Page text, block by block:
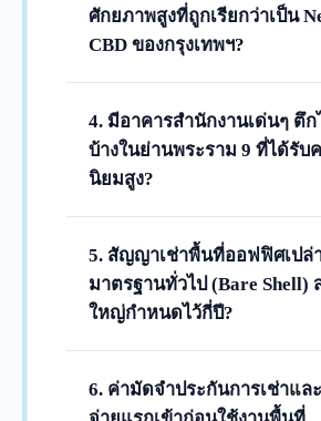
สำหรับอาคารมาตรฐานทั่วไป
ราคาเริ่มต้นจะอยู่ที่ประมาณ 450
จะอยู่ที่ประมาณ 750 - 1,000+ บา
ครับ
ศักยภาพสูงที่ถูกเรียกว่าเป็น
CBD ของกรุงเทพฯ?
เนื่องจากพระราม 9 เป็นศูนย์กลา
ใหม่ที่มีการขยายตัวอย่างรวดเร็ว
การคมนาคมที่สำคัญ มีรถไฟฟ้า
สีน้ำเงิน วิ่งผ่าน และเชื่อมต่อกับร
และต่างชาติ นิยมเข้ามาตั้งสำนัก
ย่านนี้เป็นจำนวนมากครับ
4. มีอาคารสำนักงานเด่นๆ ตึ
บ้างในย่านพระราม 9 ที่ได้รับ
นิยมสูง?
ในทำเลพระราม 9 มีอาคารสำนั
มากมาย เช่น อาคารจี ทาวเวอร์
เชื่อมตรง MRT พระราม 9, อาคา
ทาวเวอร์ส (The Ninth Towers),
รสมบัติ และอาคารฟอร์จูนทาวน์
5. สัญญาเช่าพื้นที่ออฟฟิศเปล่
มาตรฐานทั่วไป (Bare Shell)
ใหญ่กำหนดไว้กี่ปี?
สำหรับพื้นที่ออฟฟิศมาตรฐานปล่
เช่าเข้ามาออกแบบ กั้นห้อง และว
สัญญาเช่ามาตรฐานทั่วไปจะอยู่
6. ค่ามัดจำประกันการเช่าแล